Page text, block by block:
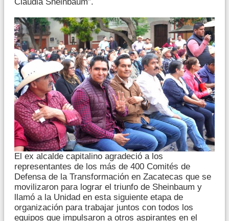
El ex alcalde capitalino agradeció a los
representantes de los más de 400 Comités de
Defensa de la Transformación en Zacatecas que se
movilizaron para lograr el triunfo de Sheinbaum y
llamó a la Unidad en esta siguiente etapa de
organización para trabajar juntos con todos los
equipos que impulsaron a otros aspirantes en el